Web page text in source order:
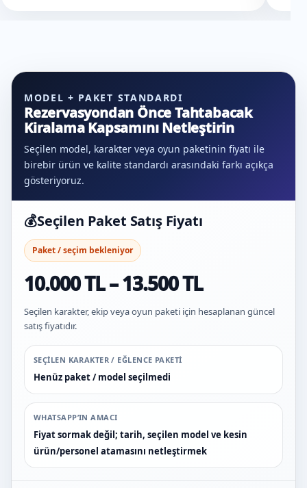
MODEL + PAKET STANDARDI
Rezervasyondan Önce Tahtabacak
Kiralama Kapsamını Netleştirin
Seçilen model, karakter veya oyun paketinin fiyatı ile
birebir ürün ve kalite standardı arasındaki farkı açıkça
gösteriyoruz.
💰Seçilen Paket Satış Fiyatı
Paket / seçim bekleniyor
10.000 TL – 13.500 TL
Seçilen karakter, ekip veya oyun paketi için hesaplanan güncel
satış fiyatıdır.
SEÇILEN KARAKTER / EĞLENCE PAKETI
Henüz paket / model seçilmedi
WHATSAPP’IN AMACI
Fiyat sormak değil; tarih, seçilen model ve kesin
ürün/personel atamasını netleştirmek